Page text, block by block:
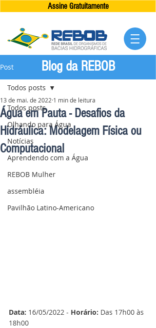
Assine Gratuitamente
Post
Todos posts
Olhando para Água
Notícias
Aprendendo com a Água
REBOB Mulher
assembléia
Pavilhão Latino-Americano
Todos posts
Água em Pauta - Desafios da
Hidráulica: Modelagem Física ou
Computacional
13 de mai. de 2022 1 min de leitura
Data: 16/05/2022 - Horário: Das 17h00 às
18h00
Blog da REBOB